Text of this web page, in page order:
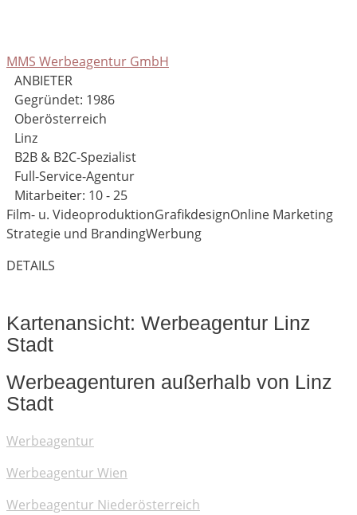
MMS Werbeagentur GmbH
ANBIETER
Gegründet: 1986
Oberösterreich
Linz
B2B & B2C-Spezialist
Full-Service-Agentur
Mitarbeiter: 10 - 25
Film- u. VideoproduktionGrafikdesignOnline Marketing
Strategie und BrandingWerbung
DETAILS
Kartenansicht: Werbeagentur Linz
Stadt
Werbeagenturen außerhalb von Linz
Stadt
Werbeagentur
Werbeagentur Wien
Werbeagentur Niederösterreich